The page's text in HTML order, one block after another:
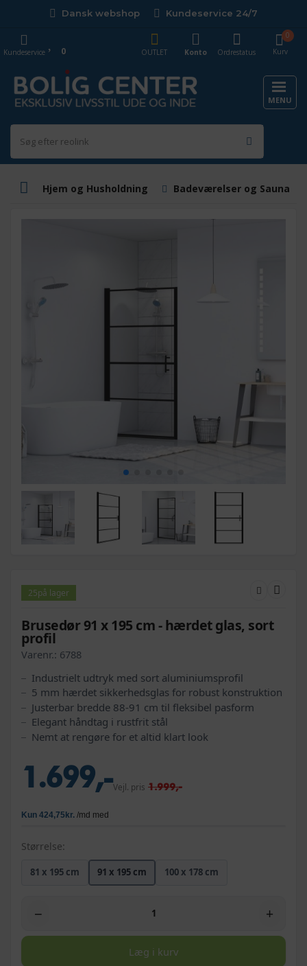
Dansk webshop Kundeservice 24/7
Kurv
0
OUTLET
Konto Ordrestatus
Kundeservice 0
MENU
Hjem og Husholdning Badeværelser og Saunaer
25på lager
Brusedør 91 x 195 cm - hærdet glas, sort
profil
Varenr.: 6788
Industrielt udtryk med sort aluminiumsprofil
5 mm hærdet sikkerhedsglas for robust konstruktion
Justerbar bredde 88-91 cm til fleksibel pasform
Elegant håndtag i rustfrit stål
Nemt at rengøre for et altid klart look
1.699,-Vejl. pris 1.999,-
Størrelse:
81 x 195 cm 91 x 195 cm 100 x 178 cm
− +
Læg i kurv